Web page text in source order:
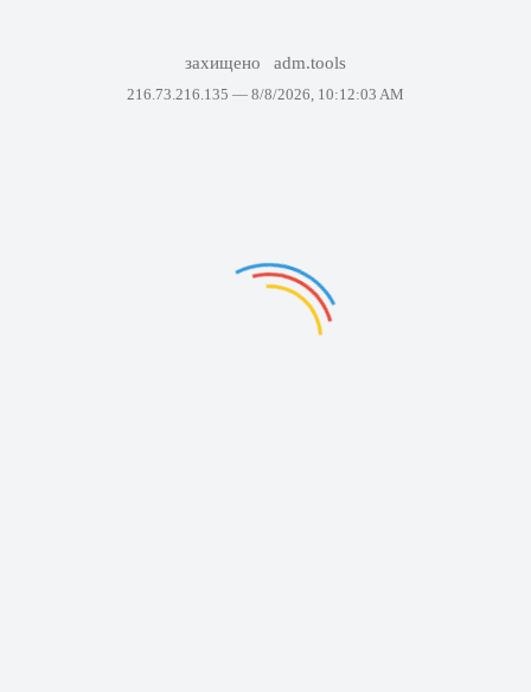
захищено adm.tools
216.73.216.135 — 8/8/2026, 10:12:03 AM